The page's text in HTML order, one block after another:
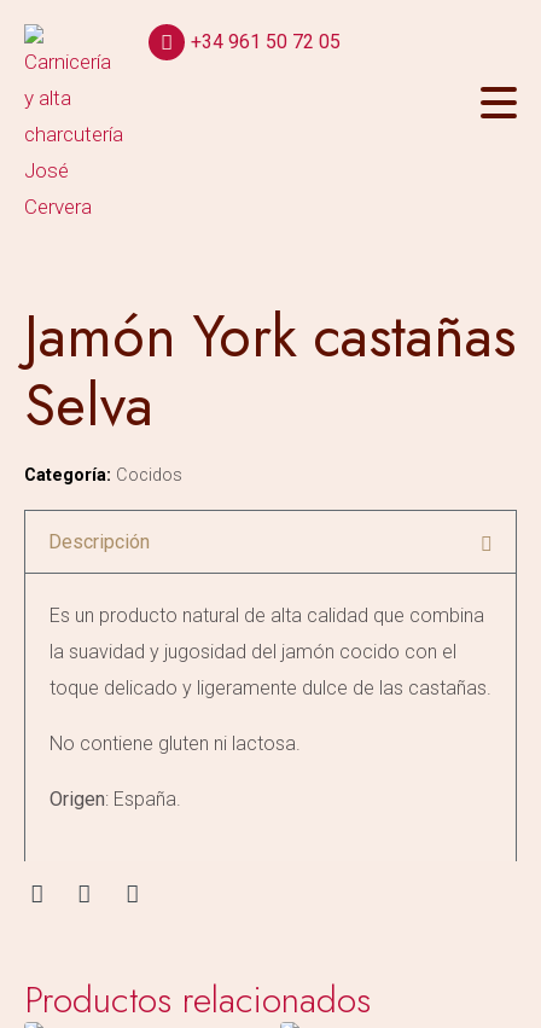
+34 961 50 72 05
Jamón York castañas
Selva
Categoría: Cocidos
Descripción
Es un producto natural de alta calidad que combina
la suavidad y jugosidad del jamón cocido con el
toque delicado y ligeramente dulce de las castañas.
No contiene gluten ni lactosa.
Origen: España.
Productos relacionados